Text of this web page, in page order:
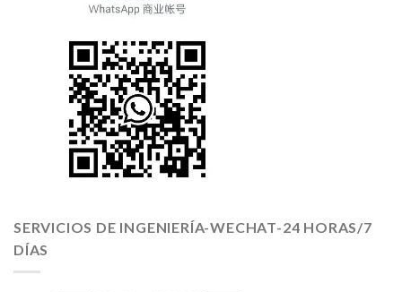
SERVICIOS DE INGENIERÍA-WECHAT-24 HORAS/7
DÍAS